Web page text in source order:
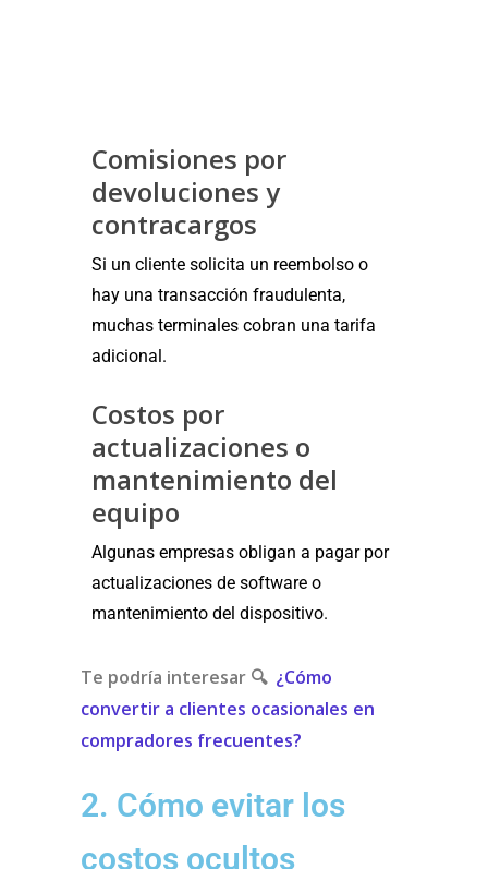
Comisiones por
devoluciones y
contracargos
Si un cliente solicita un reembolso o
hay una transacción fraudulenta,
muchas terminales cobran una tarifa
adicional.
Costos por
actualizaciones o
mantenimiento del
equipo
Algunas empresas obligan a pagar por
actualizaciones de software o
mantenimiento del dispositivo.
Te podría interesar 🔍 ¿Cómo
convertir a clientes ocasionales en
compradores frecuentes?
2. Cómo evitar los
costos ocultos